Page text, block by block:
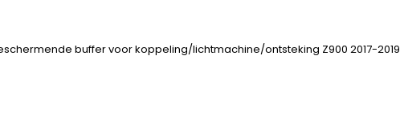
buffer voor koppeling/lichtmachine/ontsteking Z900 2017-2019